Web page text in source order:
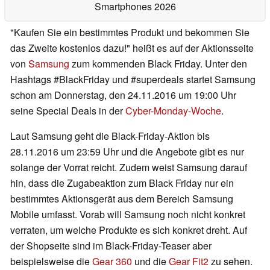
Smartphones 2026
"Kaufen Sie ein bestimmtes Produkt und bekommen Sie
das Zweite kostenlos dazu!" heißt es auf der Aktionsseite
von Samsung zum kommenden Black Friday. Unter den
Hashtags #BlackFriday und #superdeals startet Samsung
schon am Donnerstag, den 24.11.2016 um 19:00 Uhr
seine Special Deals in derCyber-Monday-Woche.
Laut Samsung geht die Black-Friday-Aktion bis
28.11.2016 um 23:59 Uhr und die Angebote gibt es nur
solange der Vorrat reicht. Zudem weist Samsung darauf
hin, dass die Zugabeaktion zum Black Friday nur ein
bestimmtes Aktionsgerät aus dem Bereich Samsung
Mobile umfasst. Vorab will Samsung noch nicht konkret
verraten, um welche Produkte es sich konkret dreht. Auf
der Shopseite sind im Black-Friday-Teaser aber
beispielsweise dieGear 360 und dieGear Fit2zu sehen.